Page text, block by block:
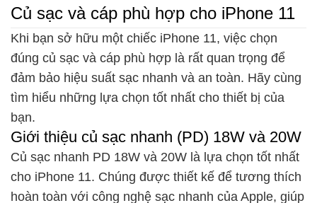
Củ sạc và cáp phù hợp cho iPhone 11
Khi bạn sở hữu một chiếc iPhone 11, việc chọn
đúng củ sạc và cáp phù hợp là rất quan trọng để
đảm bảo hiệu suất sạc nhanh và an toàn. Hãy cùng
tìm hiểu những lựa chọn tốt nhất cho thiết bị của
bạn.
Giới thiệu củ sạc nhanh (PD) 18W và 20W
Củ sạc nhanh PD 18W và 20W là lựa chọn tốt nhất
cho iPhone 11. Chúng được thiết kế để tương thích
hoàn toàn với công nghệ sạc nhanh của Apple, giúp